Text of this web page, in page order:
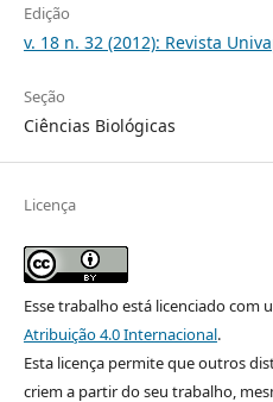
Edição
v. 18 n. 32 (2012): Revista
Seção
Ciências Biológicas
Licença
Esse trabalho está licenciado com
Atribuição 4.0 Internacional.
Esta licença permite que outros
criem a partir do seu trabalho,